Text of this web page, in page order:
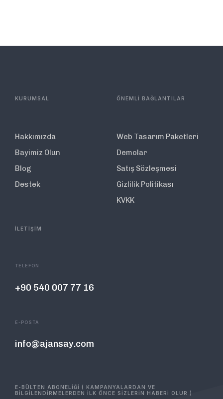
KURUMSAL
Hakkımızda
Bayimiz Olun
Blog
Destek
ÖNEMLİ BAĞLANTILAR
Web Tasarım Paketleri
Demolar
Satış Sözleşmesi
Gizlilik Politikası
KVKK
İLETİŞİM
TELEFON
+90 540 007 77 16
E-POSTA
info@ajansay.com
E-BÜLTEN ABONELİĞİ ( KAMPANYALARDAN VE
BİLGİLENDİRMELERDEN İLK ÖNCE SİZLERİN HABERİ OLUR )